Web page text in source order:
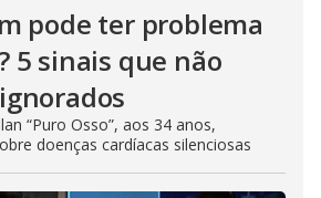
pode ter problema
5 sinais que não
“Puro Osso”, aos 34 anos,
doenças cardíacas silenciosas